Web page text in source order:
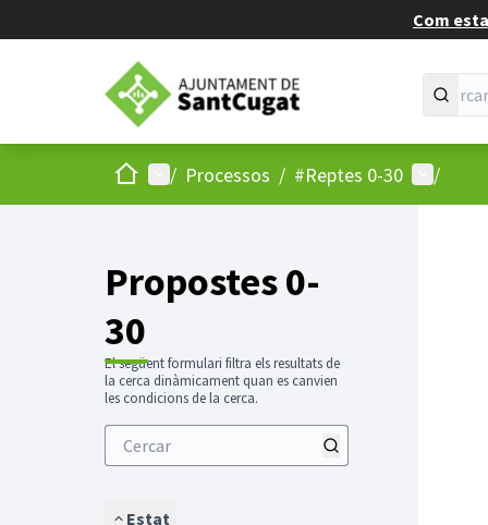
Com
Inici Menú principal
/ Processos / #Reptes 0-30 Menú
/
Propostes 0-
30
El següent formulari filtra els resultats de
la cerca dinàmicament quan es canvien
les condicions de la cerca.
Estat